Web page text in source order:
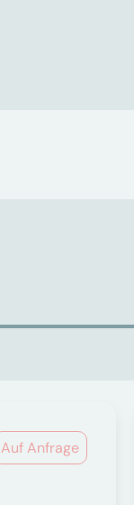
Auf Anfrage